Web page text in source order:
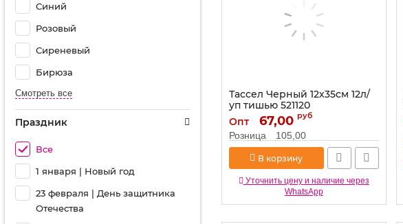
Синий
Розовый
Сиреневый
Бирюза
Смотреть все
Праздник
Все
1 января | Новый год
23 февраля | День защитника
Отечества
Тассел Черный 12х35см 12л/
уп тишью 521120
Артикул: 521120
Опт 67,00 руб
Розница 105,00
В корзину
Уточнить цену и наличие через
WhatsApp